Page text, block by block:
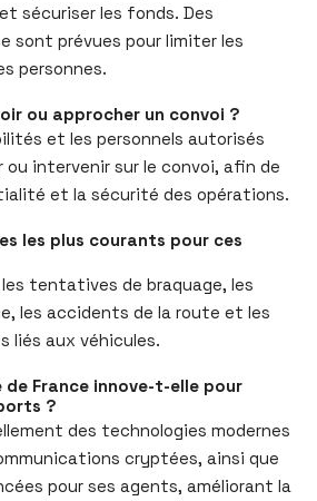
sécuriser les fonds. Des
sont prévues pour limiter les
personnes.
ou approcher un convoi ?
et les personnels autorisés
ou intervenir sur le convoi, afin de
et la sécurité des opérations.
les plus courants pour ces
tentatives de braquage, les
les accidents de la route et les
liés aux véhicules.
de France innove-t-elle pour
?
des technologies modernes
cryptées, ainsi que
pour ses agents, améliorant la